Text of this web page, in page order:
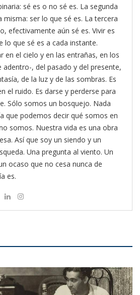
sé es o no sé es. La segunda
misma: ser lo que sé es. La tercera
efectivamente aún sé es. Vivir es
lo que sé es a cada instante.
en el cielo y en las entrañas, en los
, del pasado y del presente,
de la luz y de las sombras. Es
el ruido. Es darse y perderse para
Sólo somos un bosquejo. Nada
que podemos decir qué somos en
somos. Nuestra vida es una obra
Así que soy un siendo y un
Una pregunta al viento. Un
ocaso que no cesa nunca de
es.